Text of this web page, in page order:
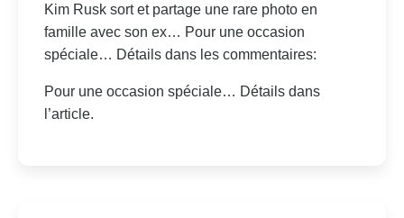
Kim Rusk sort et partage une rare photo en
famille avec son ex… Pour une occasion
spéciale… Détails dans les commentaires:
Pour une occasion spéciale… Détails dans
l’article.